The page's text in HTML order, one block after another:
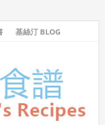
基絲汀 BLOG